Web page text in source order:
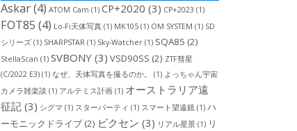
Askar(4) ATOM Cam (1) CP+2020 (3) CP+2023 (1)
FOT85 (4) Lo-Fi天体写真 (1) MK105 (1) OM SYSTEM (1) SD
シリーズ (1) SHARPSTAR (1) Sky-Watcher (1) SQA85 (2)
StellaScan (1) SVBONY (3) VSD90SS (2) ZTF彗星
(C/2022 E3) (1) なぜ、天体写真を撮るのか。 (1) よっちゃん宇宙
カメラ雑楽談 (1) アルテミス計画 (1) オーストラリア遠
征記 (3) シグマ (1) スターパーティ (1) スマート望遠鏡 (1) ハ
ーモニックドライブ (2) ビクセン (3) リアル星景 (1) リ